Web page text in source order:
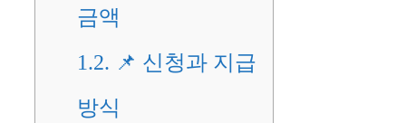
금액
1.2. 📌 신청과 지급
방식